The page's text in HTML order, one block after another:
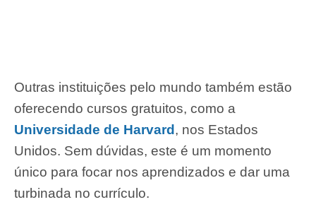
Outras instituições pelo mundo também estão
oferecendo cursos gratuitos, como a
Universidade de Harvard , nos Estados
Unidos. Sem dúvidas, este é um momento
único para focar nos aprendizados e dar uma
turbinada no currículo.